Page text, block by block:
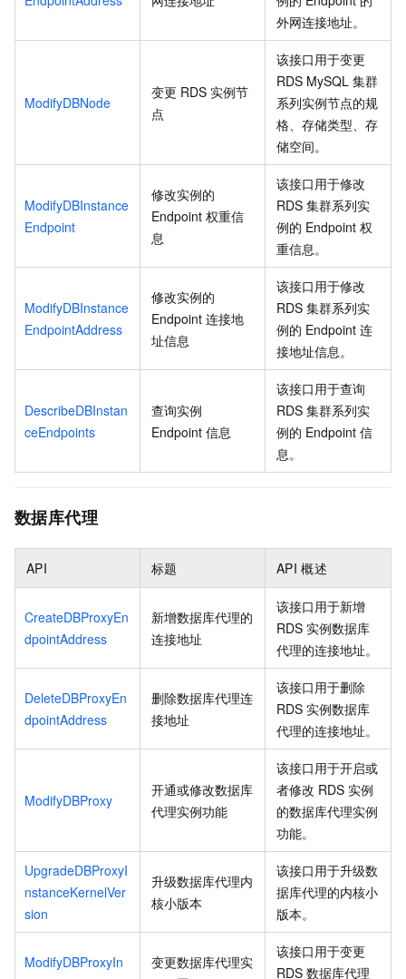
外网连接地址。
ModifyDBNode
变更 RDS 实例节
点
该接口用于变更
RDS MySQL 集群
系列实例节点的规
格、存储类型、存
储空间。
ModifyDBInstance
Endpoint
修改实例的
Endpoint 权重信
息
该接口用于修改
RDS 集群系列实
例的 Endpoint 权
重信息。
ModifyDBInstance
EndpointAddress
修改实例的
Endpoint 连接地
址信息
该接口用于修改
RDS 集群系列实
例的 Endpoint 连
接地址信息。
DescribeDBInstan
ceEndpoints
查询实例
Endpoint 信息
该接口用于查询
RDS 集群系列实
例的 Endpoint 信
息。
数据库代理
API 标题 API 概述
CreateDBProxyEn
dpointAddress
新增数据库代理的
连接地址
该接口用于新增
RDS 实例数据库
代理的连接地址。
DeleteDBProxyEn
dpointAddress
删除数据库代理连
接地址
该接口用于删除
RDS 实例数据库
代理的连接地址。
ModifyDBProxy
开通或修改数据库
代理实例功能
该接口用于开启或
者修改 RDS 实例
的数据库代理实例
功能。
UpgradeDBProxyI
nstanceKernelVer
sion
升级数据库代理内
核小版本
该接口用于升级数
据库代理的内核小
版本。
ModifyDBProxyIn
变更数据库代理实
该接口用于变更
RDS 数据库代理